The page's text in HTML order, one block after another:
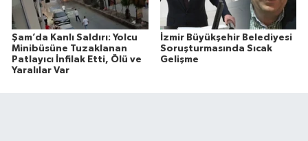
Şam’da Kanlı Saldırı: Yolcu
Minibüsüne Tuzaklanan
Patlayıcı İnfilak Etti, Ölü ve
Yaralılar Var
İzmir Büyükşehir Belediyesi
Soruşturmasında Sıcak
Gelişme